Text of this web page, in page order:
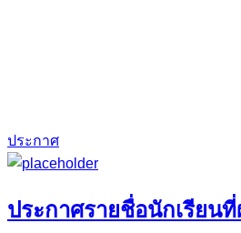
ประกาศ
ประกาศรายชื่อนักเรียน